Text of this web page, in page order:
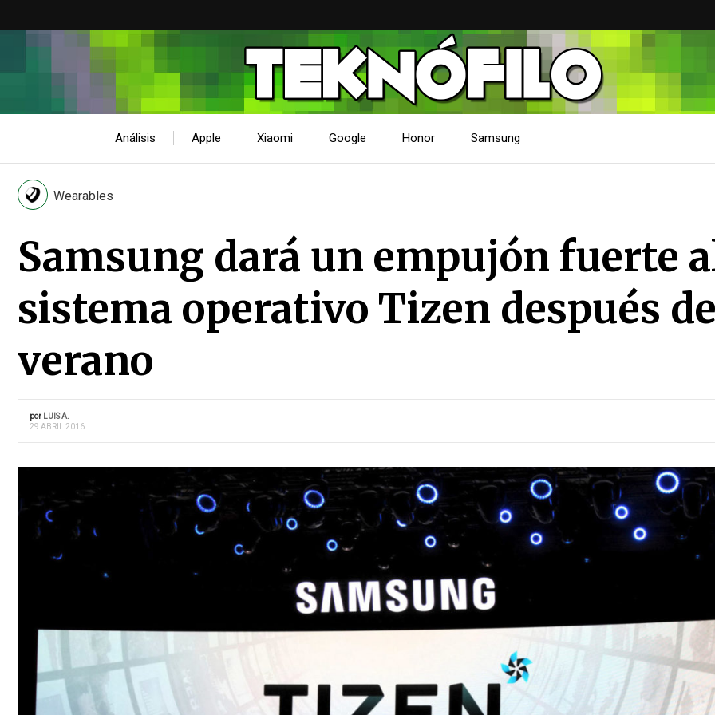
Análisis Apple Xiaomi Google Honor Samsung
Wearables
Samsung dará un empujón fuerte
sistema operativo Tizen después
verano
por LUIS A.
29 ABRIL 2016